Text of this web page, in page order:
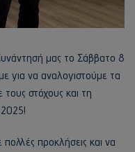
μας το Σάββατο 8
για να αναλογιστούμε τα
στόχους και τη
προκλήσεις και να